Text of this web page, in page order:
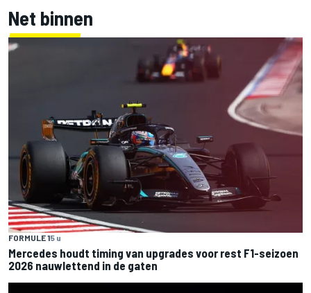
Net binnen
FORMULE 15 u
Mercedes houdt timing van upgrades voor rest F1-seizoen
2026 nauwlettend in de gaten